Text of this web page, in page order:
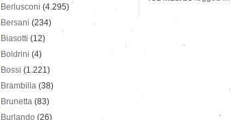
Berlusconi (4.295)
Bersani (234)
Biasotti (12)
Boldrini (4)
Bossi (1.221)
Brambilla (38)
Brunetta (83)
Burlando (26)